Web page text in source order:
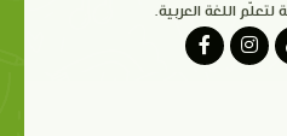
لتعلّم اللغة العربية.